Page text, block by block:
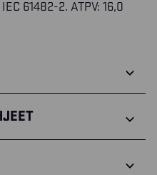
IEC 61482-2. ATPV: 16,0